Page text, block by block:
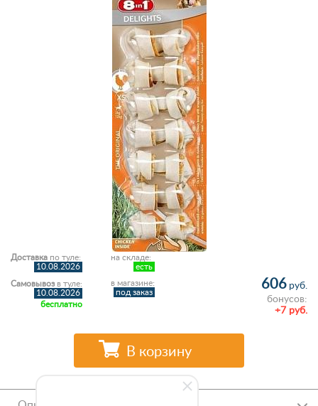
на складе:
есть
в магазине:
под заказ
Доставка по туле:
10.08.2026
Самовывозв туле:
10.08.2026
бесплатно
606 руб.
бонусов:
+7 руб.
В корзину